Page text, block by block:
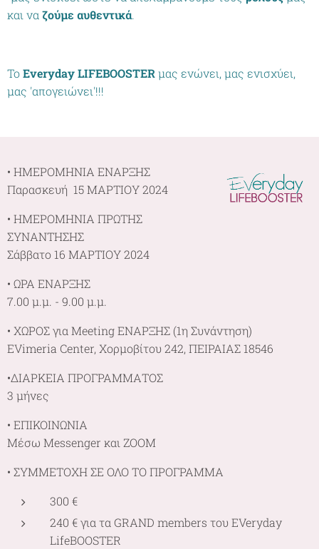
και να ζούμε αυθεντικά.
ΤοEveryday LIFEBOOSTERμας ενώνει, μας ενισχύει,
μας 'απογειώνει'!!!
• ΗΜΕΡΟΜΗΝΙΑ ΕΝΑΡΞΗΣ
Παρασκευή 15 ΜΑΡΤΙΟΥ 2024
• ΗΜΕΡΟΜΗΝΙΑ ΠΡΩΤΗΣ
ΣΥΝΑΝΤΗΣΗΣ
Σάββατο 16 ΜΑΡΤΙΟΥ 2024
• ΩΡΑ ΕΝΑΡΞΗΣ
7.00 μ.μ. - 9.00 μ.μ.
• ΧΩΡΟΣ για Meeting ΕΝΑΡΞΗΣ (1η Συνάντηση)
EVimeria Center, Χορμοβίτου 242, ΠΕΙΡΑΙΑΣ 18546
•ΔΙΑΡΚΕΙΑ ΠΡΟΓΡΑΜΜΑΤΟΣ
3 μήνες
• ΕΠΙΚΟΙΝΩΝΙΑ
Μέσω Messenger και ΖΟΟΜ
• ΣΥΜΜΕΤΟΧΗ ΣΕ ΟΛΟ ΤΟ ΠΡΟΓΡΑΜΜΑ
300 €
240 € για τα GRAND members του EVeryday
LifeBOOSTER 🌷